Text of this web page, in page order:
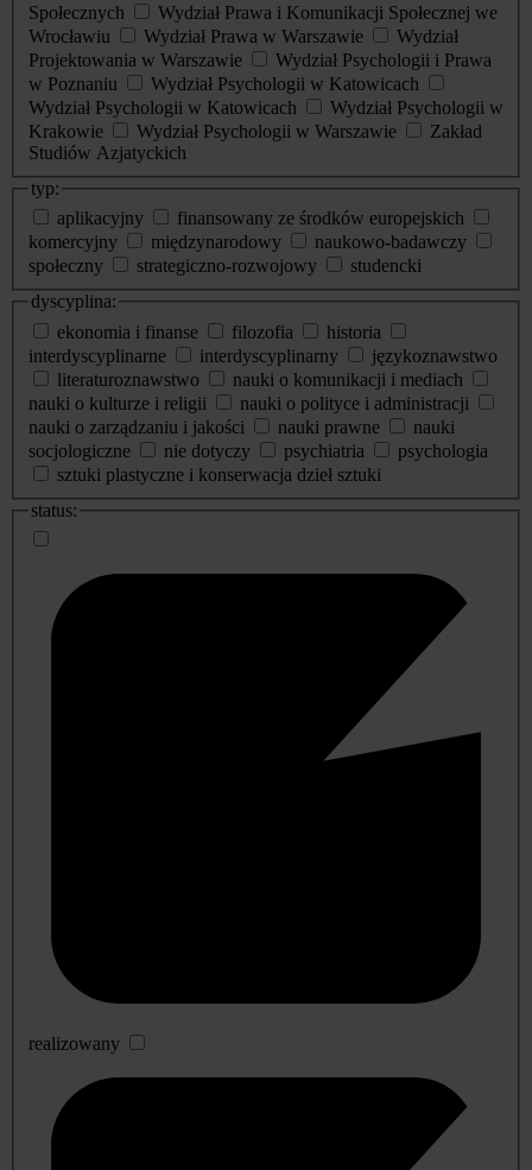
Społecznych
Wydział Prawa i Komunikacji Społecznej we
Wrocławiu
Wydział Prawa w Warszawie
Wydział
Projektowania w Warszawie
Wydział Psychologii i Prawa
w Poznaniu
Wydział Psychologii w Katowicach
Wydział Psychologii w Katowicach
Wydział Psychologii w
Krakowie
Wydział Psychologii w Warszawie
Zakład
Studiów Azjatyckich
typ:
aplikacyjny
finansowany ze środków europejskich
komercyjny
międzynarodowy
naukowo-badawczy
społeczny
strategiczno-rozwojowy
studencki
dyscyplina:
ekonomia i finanse
filozofia
historia
interdyscyplinarne
interdyscyplinarny
językoznawstwo
literaturoznawstwo
nauki o komunikacji i mediach
nauki o kulturze i religii
nauki o polityce i administracji
nauki o zarządzaniu i jakości
nauki prawne
nauki
socjologiczne
nie dotyczy psychiatria
psychologia
sztuki plastyczne i konserwacja dzieł sztuki
status:
realizowany